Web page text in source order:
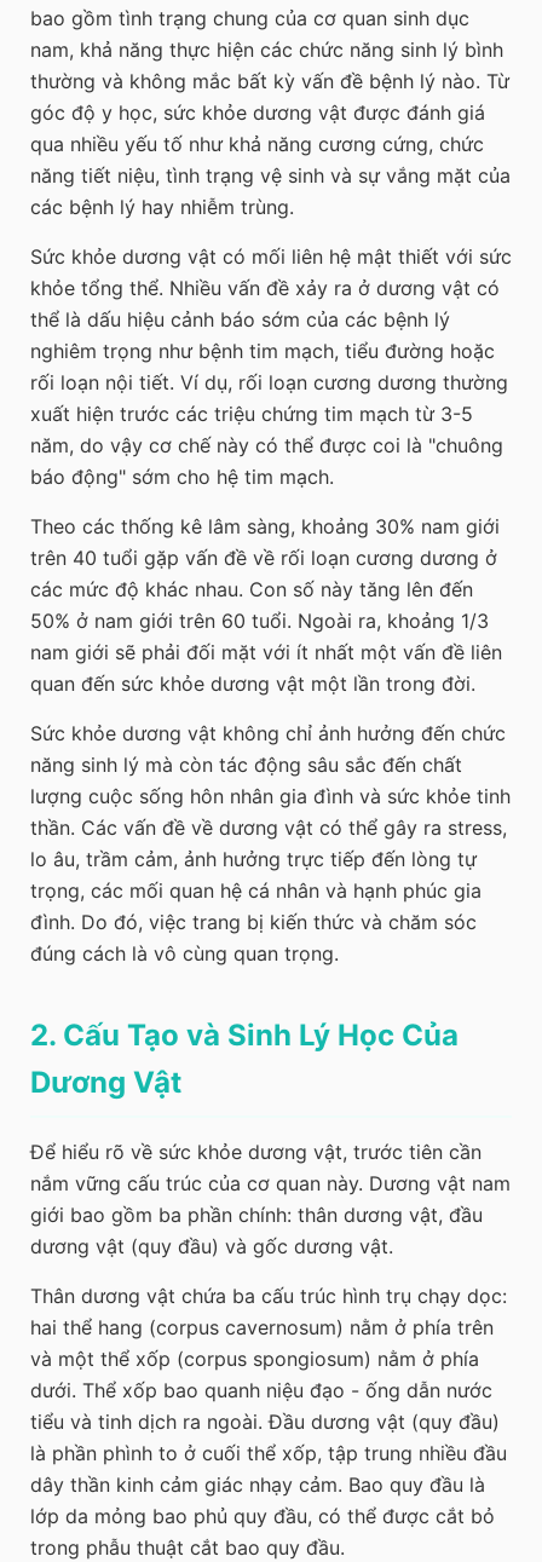
bao gồm tình trạng chung của cơ quan sinh dục
nam, khả năng thực hiện các chức năng sinh lý bình
thường và không mắc bất kỳ vấn đề bệnh lý nào. Từ
góc độ y học, sức khỏe dương vật được đánh giá
qua nhiều yếu tố như khả năng cương cứng, chức
năng tiết niệu, tình trạng vệ sinh và sự vắng mặt của
các bệnh lý hay nhiễm trùng.
Sức khỏe dương vật có mối liên hệ mật thiết với sức
khỏe tổng thể. Nhiều vấn đề xảy ra ở dương vật có
thể là dấu hiệu cảnh báo sớm của các bệnh lý
nghiêm trọng như bệnh tim mạch, tiểu đường hoặc
rối loạn nội tiết. Ví dụ, rối loạn cương dương thường
xuất hiện trước các triệu chứng tim mạch từ 3-5
năm, do vậy cơ chế này có thể được coi là "chuông
báo động" sớm cho hệ tim mạch.
Theo các thống kê lâm sàng, khoảng 30% nam giới
trên 40 tuổi gặp vấn đề về rối loạn cương dương ở
các mức độ khác nhau. Con số này tăng lên đến
50% ở nam giới trên 60 tuổi. Ngoài ra, khoảng 1/3
nam giới sẽ phải đối mặt với ít nhất một vấn đề liên
quan đến sức khỏe dương vật một lần trong đời.
Sức khỏe dương vật không chỉ ảnh hưởng đến chức
năng sinh lý mà còn tác động sâu sắc đến chất
lượng cuộc sống hôn nhân gia đình và sức khỏe tinh
thần. Các vấn đề về dương vật có thể gây ra stress,
lo âu, trầm cảm, ảnh hưởng trực tiếp đến lòng tự
trọng, các mối quan hệ cá nhân và hạnh phúc gia
đình. Do đó, việc trang bị kiến thức và chăm sóc
đúng cách là vô cùng quan trọng.
2. Cấu Tạo và Sinh Lý Học Của
Dương Vật
Để hiểu rõ về sức khỏe dương vật, trước tiên cần
nắm vững cấu trúc của cơ quan này. Dương vật nam
giới bao gồm ba phần chính: thân dương vật, đầu
dương vật (quy đầu) và gốc dương vật.
Thân dương vật chứa ba cấu trúc hình trụ chạy dọc:
hai thể hang (corpus cavernosum) nằm ở phía trên
và một thể xốp (corpus spongiosum) nằm ở phía
dưới. Thể xốp bao quanh niệu đạo - ống dẫn nước
tiểu và tinh dịch ra ngoài. Đầu dương vật (quy đầu)
là phần phình to ở cuối thể xốp, tập trung nhiều đầu
dây thần kinh cảm giác nhạy cảm. Bao quy đầu là
lớp da mỏng bao phủ quy đầu, có thể được cắt bỏ
trong phẫu thuật cắt bao quy đầu.